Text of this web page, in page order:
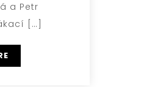
a Petr
[…]